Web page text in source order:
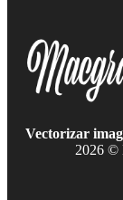
Vectorizar
2026 ©